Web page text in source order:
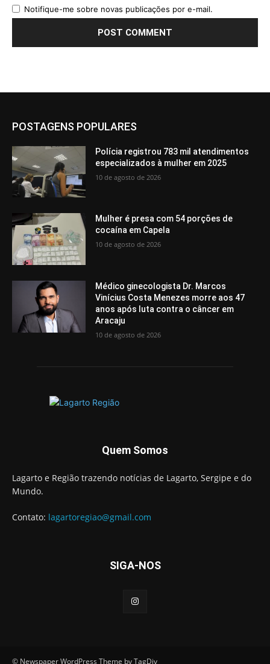
Notifique-me sobre novas publicações por e-mail.
POSTAGENS POPULARES
Polícia registrou 783 mil atendimentos
especializados à mulher em 2025
10 de agosto de 2026
Mulher é presa com 54 porções de
cocaína em Capela
10 de agosto de 2026
Médico ginecologista Dr. Marcos
Vinícius Costa Menezes morre aos 47
anos após luta contra o câncer em
Aracaju
10 de agosto de 2026
Quem Somos
Lagarto e Região trazendo notícias de Lagarto, Sergipe e do
Mundo.
Contato: lagartoregiao@gmail.com
SIGA-NOS
© Newspaper WordPress Theme by TagDiv